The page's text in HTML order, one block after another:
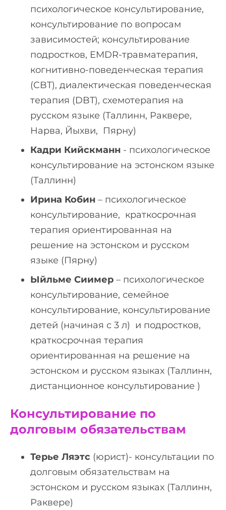
психологическое консультирование,
консультирование по вопросам
зависимостей; консультирование
подростков, EMDR-травматерапия,
когнитивно-поведенческая терапия
(CBT), диалектическая поведенческая
терапия (DBT), схемoтерапия на
русском языке (Таллинн, Раквере,
Нарва, Йыхви, Пярну)
Кадри Кийскманн - психологическое
консультирование на эстонском языке
(Таллинн)
Ирина Кобин – психологическое
консультирование, краткосрочная
терапия ориентированная на
решение на эстонском и русском
языке (Пярну)
Ыйльме Сиимер – психологическое
консультирование, семейное
консультирование, консультирование
детей (начиная с 3 л) и подростков,
краткосрочная терапия
ориентированная на решение на
эстонском и русском языках (Таллинн,
дистанционное консультирование )
Консультирование по
долговым обязательствам
Терье Ляэтс (юрист)- консультации по
долговым обязательствам на
эстонском и русском языках (Таллинн,
Раквере)